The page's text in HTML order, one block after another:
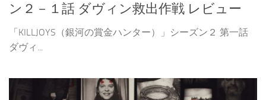
ン２－１話 ダヴィン救出作戦 レビュー
「KILLJOYS（銀河の賞金ハンター）」シーズン２ 第一話
ダヴィ...